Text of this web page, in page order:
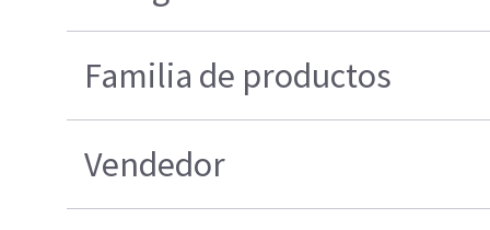
Familia de productos
Vendedor